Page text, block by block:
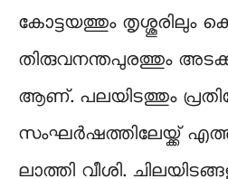
കോട്ടയത്തും തൃശ്ശൂരിലും
തിരുവനന്തപുരത്തും
ആണ്. പലയിടത്തും
സംഘർഷത്തിലേയ്ക്ക്
ലാത്തി വീശി.